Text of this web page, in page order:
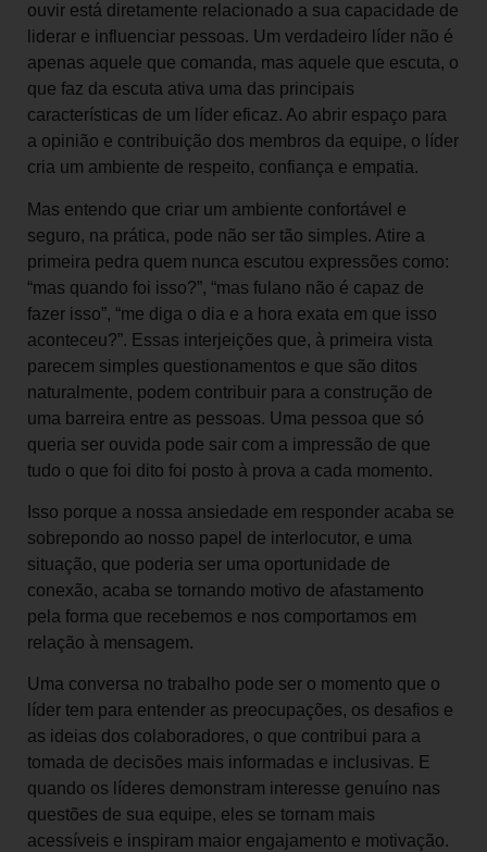
ouvir está diretamente relacionado a sua capacidade de
liderar e influenciar pessoas. Um verdadeiro líder não é
apenas aquele que comanda, mas aquele que escuta, o
que faz da escuta ativa uma das principais
características de um líder eficaz. Ao abrir espaço para
a opinião e contribuição dos membros da equipe, o líder
cria um ambiente de respeito, confiança e empatia.
Mas entendo que criar um ambiente confortável e
seguro, na prática, pode não ser tão simples. Atire a
primeira pedra quem nunca escutou expressões como:
“mas quando foi isso?”, “mas fulano não é capaz de
fazer isso”, “me diga o dia e a hora exata em que isso
aconteceu?”. Essas interjeições que, à primeira vista
parecem simples questionamentos e que são ditos
naturalmente, podem contribuir para a construção de
uma barreira entre as pessoas. Uma pessoa que só
queria ser ouvida pode sair com a impressão de que
tudo o que foi dito foi posto à prova a cada momento.
Isso porque a nossa ansiedade em responder acaba se
sobrepondo ao nosso papel de interlocutor, e uma
situação, que poderia ser uma oportunidade de
conexão, acaba se tornando motivo de afastamento
pela forma que recebemos e nos comportamos em
relação à mensagem.
Uma conversa no trabalho pode ser o momento que o
líder tem para entender as preocupações, os desafios e
as ideias dos colaboradores, o que contribui para a
tomada de decisões mais informadas e inclusivas. E
quando os líderes demonstram interesse genuíno nas
questões de sua equipe, eles se tornam mais
acessíveis e inspiram maior engajamento e motivação.